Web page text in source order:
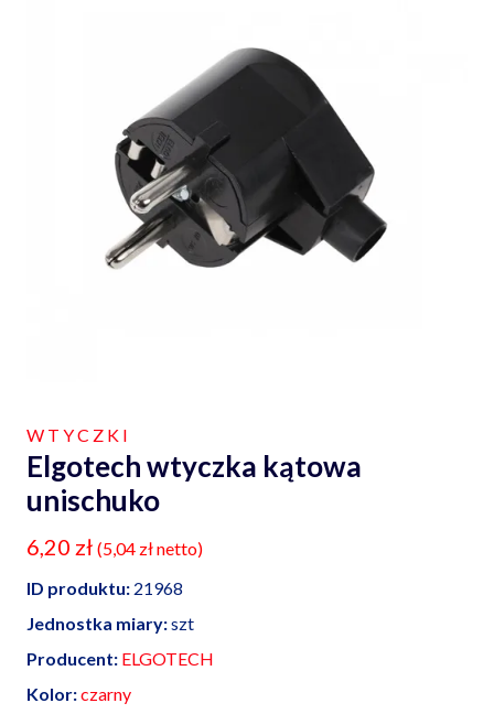
WTYCZKI
Elgotech wtyczka kątowa
unischuko
6,20 zł (5,04 złnetto)
ID produktu: 21968
Jednostka miary:szt
Producent: ELGOTECH
Kolor:czarny